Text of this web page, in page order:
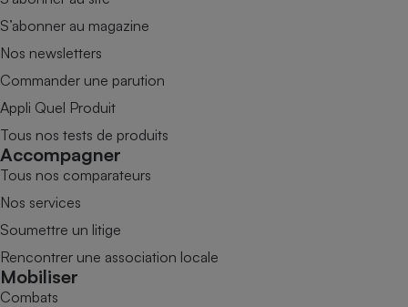
S’abonner au magazine
Nos newsletters
Commander une parution
Appli Quel Produit
Tous nos tests de produits
Accompagner
Tous nos comparateurs
Nos services
Soumettre un litige
Rencontrer une association locale
Mobiliser
Combats